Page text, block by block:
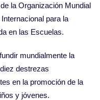
la Organización Mundial
para la
en las Escuelas.
mundialmente la
destrezas
en la promoción de la
y jóvenes.